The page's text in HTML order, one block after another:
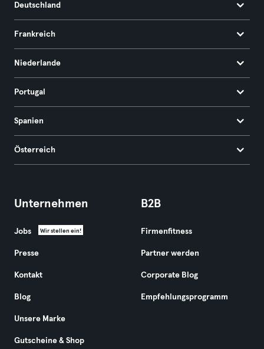
Deutschland
Frankreich
Niederlande
Portugal
Spanien
Österreich
Unternehmen
Jobs Wir stellen ein!
Presse
Kontakt
Blog
Unsere Marke
Gutscheine & Shop
B2B
Firmenfitness
Partner werden
Corporate Blog
Empfehlungsprogramm